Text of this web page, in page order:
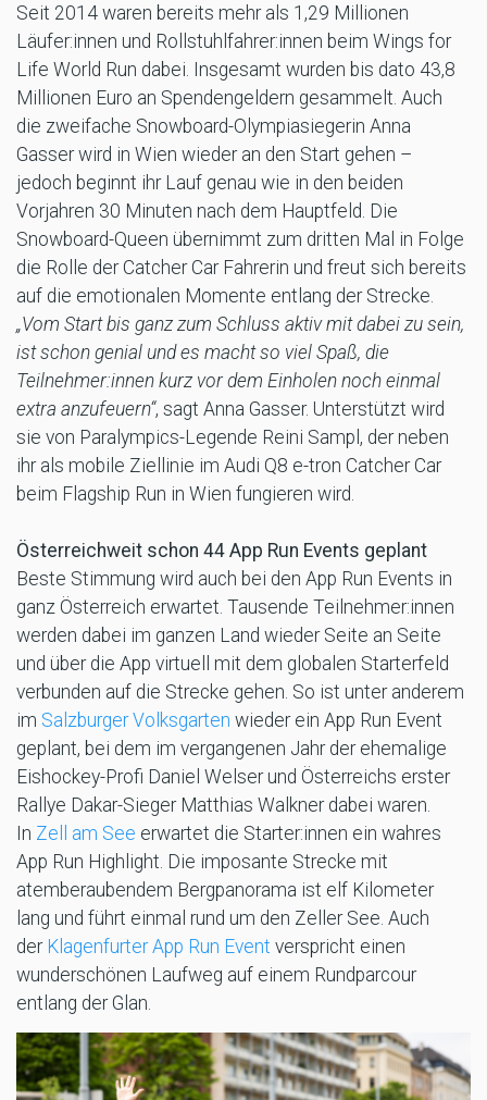
Seit 2014 waren bereits mehr als 1,29 Millionen
Läufer:innen und Rollstuhlfahrer:innen beim Wings for
Life World Run dabei. Insgesamt wurden bis dato 43,8
Millionen Euro an Spendengeldern gesammelt. Auch
die zweifache Snowboard-Olympiasiegerin Anna
Gasser wird in Wien wieder an den Start gehen –
jedoch beginnt ihr Lauf genau wie in den beiden
Vorjahren 30 Minuten nach dem Hauptfeld. Die
Snowboard-Queen übernimmt zum dritten Mal in Folge
die Rolle der Catcher Car Fahrerin und freut sich bereits
auf die emotionalen Momente entlang der Strecke.
„Vom Start bis ganz zum Schluss aktiv mit dabei zu sein,
ist schon genial und es macht so viel Spaß, die
Teilnehmer:innen kurz vor dem Einholen noch einmal
extra anzufeuern“, sagt Anna Gasser. Unterstützt wird
sie von Paralympics-Legende Reini Sampl, der neben
ihr als mobile Ziellinie im Audi Q8 e-tron Catcher Car
beim Flagship Run in Wien fungieren wird.
Österreichweit schon 44 App Run Events geplant
Beste Stimmung wird auch bei den App Run Events in
ganz Österreich erwartet. Tausende Teilnehmer:innen
werden dabei im ganzen Land wieder Seite an Seite
und über die App virtuell mit dem globalen Starterfeld
verbunden auf die Strecke gehen. So ist unter anderem
im Salzburger Volksgarten wieder ein App Run Event
geplant, bei dem im vergangenen Jahr der ehemalige
Eishockey-Profi Daniel Welser und Österreichs erster
Rallye Dakar-Sieger Matthias Walkner dabei waren.
In Zell am See erwartet die Starter:innen ein wahres
App Run Highlight. Die imposante Strecke mit
atemberaubendem Bergpanorama ist elf Kilometer
lang und führt einmal rund um den Zeller See. Auch
der Klagenfurter App Run Event verspricht einen
wunderschönen Laufweg auf einem Rundparcour
entlang der Glan.